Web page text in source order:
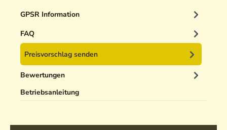
n
e
r
5
0
m
GPSR Information
FAQ
Preisvorschlag senden
Bewertungen
Betriebsanleitung